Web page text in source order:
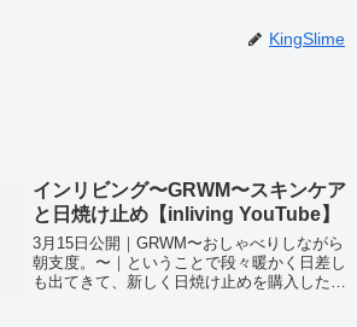
KingSlime
インリビング〜GRWM〜スキンケア
と日焼け止め【inliving YouTube】
3月15日公開｜GRWM〜おしゃべりしながら
朝支度。〜｜ということで段々暖かく日差し
も出てきて、新しく日焼け止めを購入したり